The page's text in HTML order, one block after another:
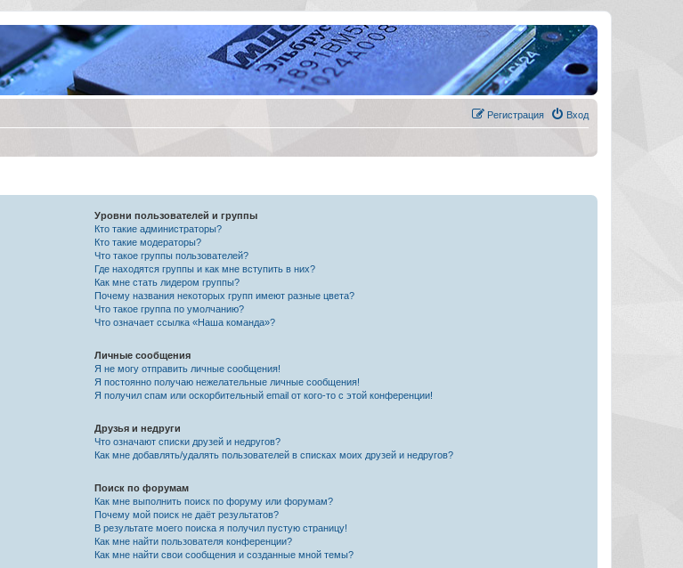
Вход
Регистрация
Уровни пользователей и группы
Кто такие администраторы?
Кто такие модераторы?
Что такое группы пользователей?
Где находятся группы и как мне вступить в них?
Как мне стать лидером группы?
Почему названия некоторых групп имеют разные цвета?
Что такое группа по умолчанию?
Что означает ссылка «Наша команда»?
Личные сообщения
Я не могу отправить личные сообщения!
Я постоянно получаю нежелательные личные сообщения!
Я получил спам или оскорбительный email от кого-то с этой конференции!
Друзья и недруги
Что означают списки друзей и недругов?
Как мне добавлять/удалять пользователей в списках моих друзей и недругов?
Поиск по форумам
Как мне выполнить поиск по форуму или форумам?
Почему мой поиск не даёт результатов?
В результате моего поиска я получил пустую страницу!
Как мне найти пользователя конференции?
Как мне найти свои сообщения и созданные мной темы?